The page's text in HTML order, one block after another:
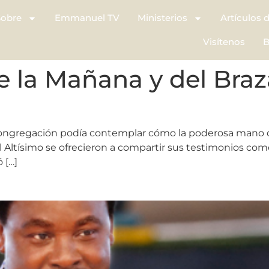
Emmanuel TV Ministerios Artículos
Visítenos
la Mañana y del
podía contemplar cómo la poderosa mano
se ofrecieron a compartir sus testimonios
[…]